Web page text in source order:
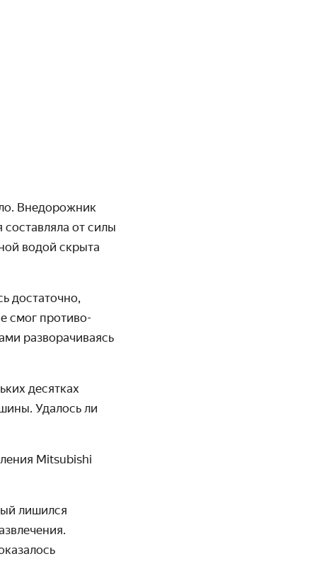
Внедорожник
от силы
водой скрыта
достаточно,
смог противо­
разворачи­ваясь
десятках
Удалось ли
Mitsubishi
лишился